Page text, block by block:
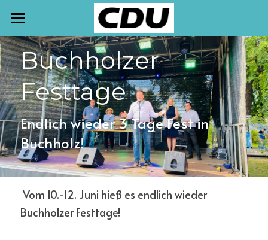
START
TERMINE
NEWSLETTER
AKTUELLES
PRESSE
MEINE ARBEIT
KONTAKT
Buchholzer
Festtage
Endlich wieder 3 Tage Fest in
Buchholz!
Buchholzer Festtage!